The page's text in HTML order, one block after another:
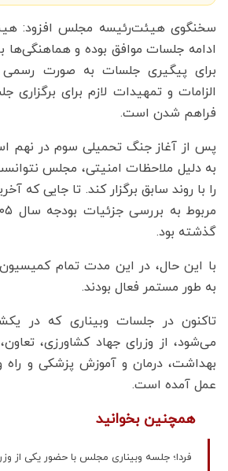
سخنگوی هیئت‌رئیسه مجلس افزود:
ادامه جلسات موافق بوده و هماهنگی‌ها
برای پیگیری جلسات به صورت
الزامات و تمهیدات لازم برای
فراهم شدن است.
پس از آغاز جنگ تحمیلی سوم در نهم
به دلیل ملاحظات امنیتی، مجلس
را با روند سابق برگزار کند. تا جایی
گذشته بود.
با این حال، در این مدت تمام
به طور مستمر فعال بودند.
تاکنون در جلسات وبیناری که در
می‌شود، از وزرای جهاد کشاورزی،
بهداشت، درمان و آموزش پزشکی و
عمل آمده است.
همچنین بخوانید
فردا؛ جلسه وبیناری مجلس با حضور یکی از